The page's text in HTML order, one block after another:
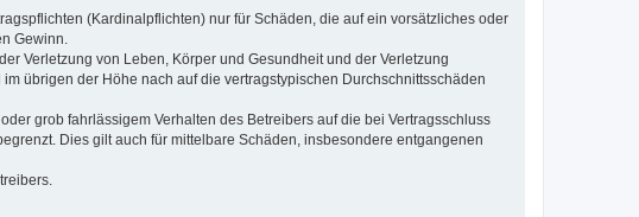
(Kardinalpflichten) nur für Schäden, die auf ein vorsätzliches oder
Gewinn.
Verletzung von Leben, Körper und Gesundheit und der Verletzung
übrigen der Höhe nach auf die vertragstypischen Durchschnittsschäden
grob fahrlässigem Verhalten des Betreibers auf die bei Vertragsschluss
Dies gilt auch für mittelbare Schäden, insbesondere entgangenen